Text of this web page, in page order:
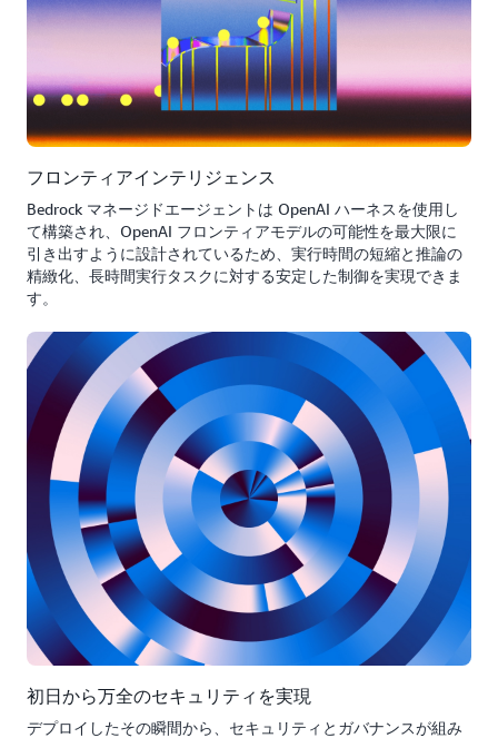
フロンティアインテリジェンス
Bedrock マネージドエージェントは OpenAI ハーネスを使用し
て構築され、OpenAI フロンティアモデルの可能性を最大限に
引き出すように設計されているため、実行時間の短縮と推論の
精緻化、長時間実行タスクに対する安定した制御を実現できま
す。
初日から万全のセキュリティを実現
デプロイしたその瞬間から、セキュリティとガバナンスが組み